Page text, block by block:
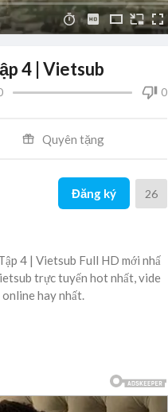
4 | Vietsub
0
Quyên tặng
Đăng ký 26
4 | Vietsub Full HD mới nhấ
trực tuyến hot nhất, vide
hay nhất.